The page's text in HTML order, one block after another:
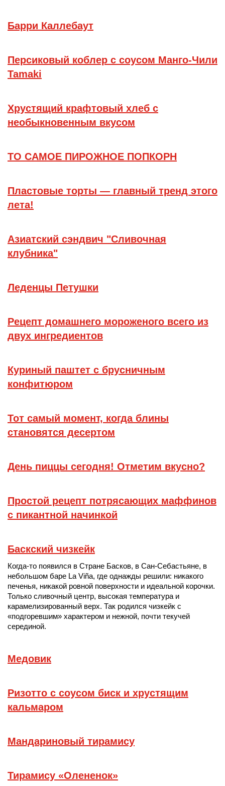
Барри Каллебаут
Персиковый коблер с соусом Манго-Чили
Tamaki
Хрустящий крафтовый хлеб с
необыкновенным вкусом
ТО САМОЕ ПИРОЖНОЕ ПОПКОРН
Пластовые торты — главный тренд этого
лета!
Азиатский сэндвич "Сливочная
клубника"
Леденцы Петушки
Рецепт домашнего мороженого всего из
двух ингредиентов
Куриный паштет с брусничным
конфитюром
Тот самый момент, когда блины
становятся десертом
День пиццы сегодня! Отметим вкусно?
Простой рецепт потрясающих маффинов
с пикантной начинкой
Баскский чизкейк
Когда-то появился в Стране Басков, в Сан-Себастьяне, в
небольшом баре La Viña, где однажды решили: никакого
печенья, никакой ровной поверхности и идеальной корочки.
Только сливочный центр, высокая температура и
карамелизированный верх. Так родился чизкейк с
«подгоревшим» характером и нежной, почти текучей
серединой.
Медовик
Ризотто с соусом биск и хрустящим
кальмаром
Мандариновый тирамису
Тирамису «Олененок»